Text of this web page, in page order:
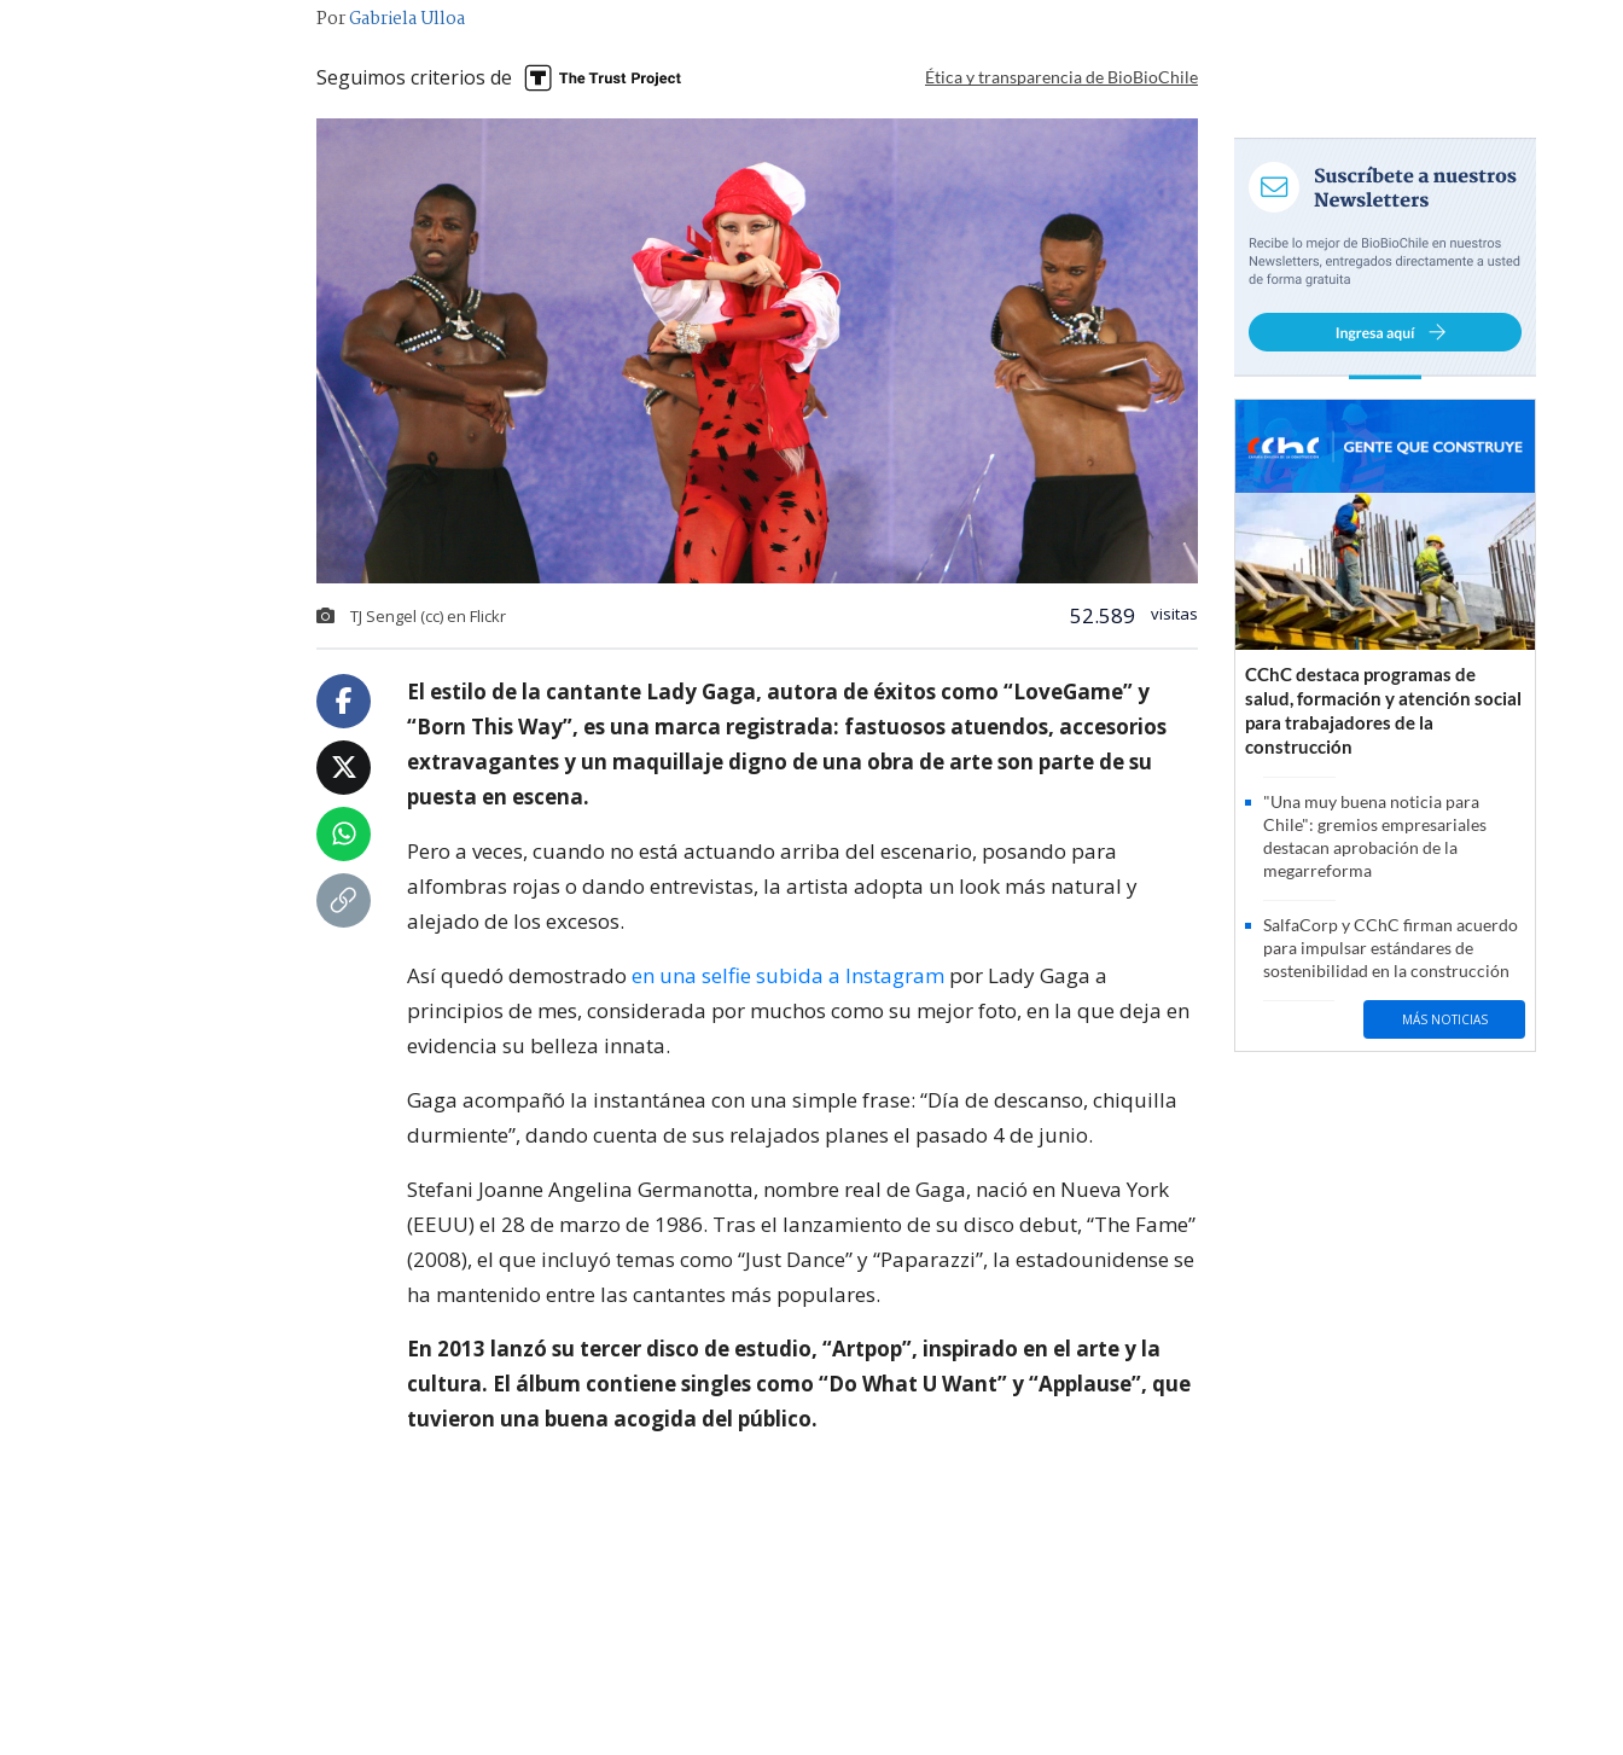
PorGabriela Ulloa
Seguimos criterios de Ética y transparencia de BioBioChile
TJ Sengel (cc) en Flickr 52.589 visitas
El estilo de la cantante Lady Gaga, autora de éxitos como “LoveGame” y
“Born This Way”, es una marca registrada: fastuosos atuendos, accesorios
extravagantes y un maquillaje digno de una obra de arte son parte de su
puesta en escena.
Pero a veces, cuando no está actuando arriba del escenario, posando para
alfombras rojas o dando entrevistas, la artista adopta un look más natural y
alejado de los excesos.
Así quedó demostrado en una selfie subida a Instagram por Lady Gaga a
principios de mes, considerada por muchos como su mejor foto, en la que deja en
evidencia su belleza innata.
Gaga acompañó la instantánea con una simple frase: “Día de descanso, chiquilla
durmiente”, dando cuenta de sus relajados planes el pasado 4 de junio.
Stefani Joanne Angelina Germanotta, nombre real de Gaga, nació en Nueva York
(EEUU) el 28 de marzo de 1986. Tras el lanzamiento de su disco debut, “The Fame”
(2008), el que incluyó temas como “Just Dance” y “Paparazzi”, la estadounidense se
ha mantenido entre las cantantes más populares.
En 2013 lanzó su tercer disco de estudio, “Artpop”, inspirado en el arte y la
cultura. El álbum contiene singles como “Do What U Want” y “Applause”, que
tuvieron una buena acogida del público.
CChC destaca programas de
salud, formación y atención social
para trabajadores de la
construcción
"Una muy buena noticia para
Chile": gremios empresariales
destacan aprobación de la
megarreforma
SalfaCorp y CChC firman acuerdo
para impulsar estándares de
sostenibilidad en la construcción
MÁS NOTICIAS